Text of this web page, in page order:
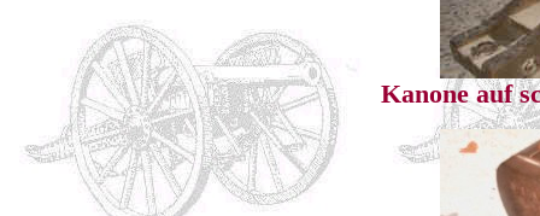
Kanone auf